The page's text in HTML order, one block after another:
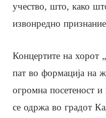
учество, што, како
извонредно
Концертите на хорот
пат во формација на
огромна посетеност
се одржа во градот